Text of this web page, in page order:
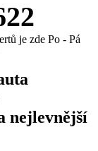
je zde Po - Pá
nejlevnější